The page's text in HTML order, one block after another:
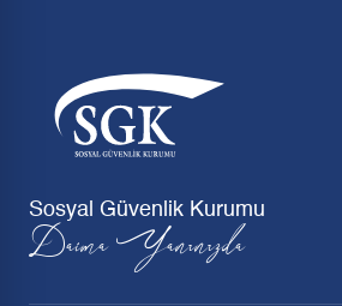
Sosyal Güvenlik Kurumu
Daima Yanınızda